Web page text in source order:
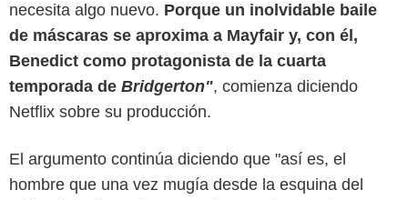
necesita algo nuevo. Porque un inolvidable baile
de máscaras se aproxima a Mayfair y, con él,
Benedict como protagonista de la cuarta
temporada de Bridgerton", comienza diciendo
Netflix sobre su producción.
El argumento continúa diciendo que "así es, el
hombre que una vez mugía desde la esquina del